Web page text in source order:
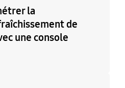
la
de
une console